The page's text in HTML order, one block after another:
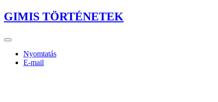
GIMIS TÖRTÉNETEK
Nyomtatás
E-mail